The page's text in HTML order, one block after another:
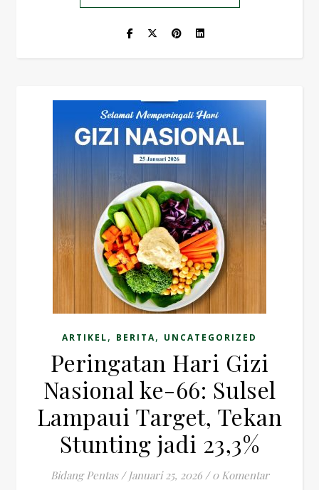
ARTIKEL, BERITA, UNCATEGORIZED
Peringatan Hari Gizi
Nasional ke-66: Sulsel
Lampaui Target, Tekan
Stunting jadi 23,3%
Bidang Pentas / Januari 25, 2026 / 0 Komentar